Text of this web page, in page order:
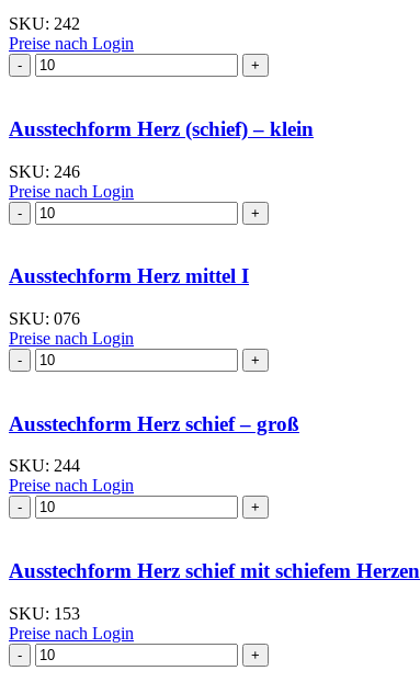
SKU: 242
Preise nach Login
Ausstechform Doppelherz
-
Menge
Ausstechform Herz (schief) – klein
SKU: 246
Preise nach Login
Ausstechform
Herz
–
klein
Menge
Ausstechform Herz mittel I
SKU: 076
Preise nach Login
Ausstechform Herz
mittel
Menge
Ausstechform Herz schief – groß
SKU: 244
Preise nach Login
Ausstechform Herz
schief
groß
Menge
Ausstechform Herz schief mit schiefem Herzen
SKU: 153
Preise nach Login
Ausstechform Herz
schief